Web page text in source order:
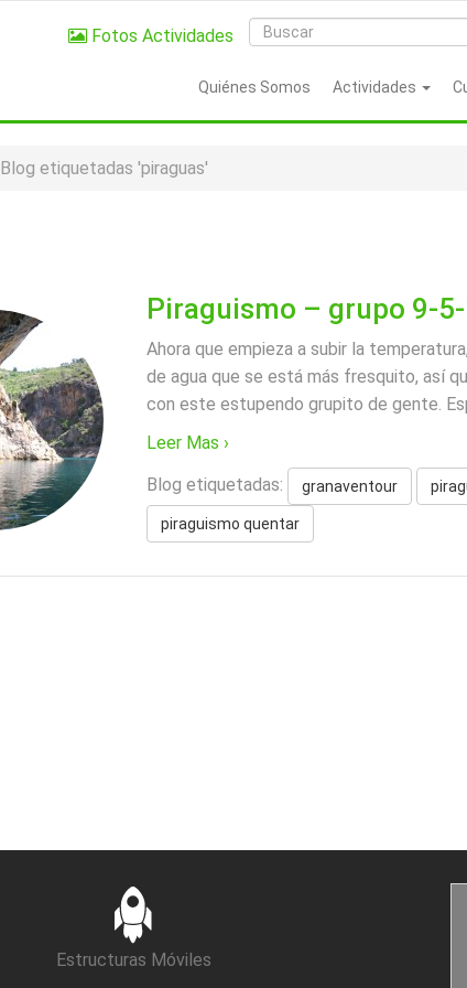
Fotos Actividades
Quiénes Somos Actividades
Blog etiquetadas 'piraguas'
Piraguismo – grupo 9-
Ahora que empieza a subir la
de agua que se está más fresquito, así
con este estupendo grupito de gente.
Leer Mas ›
Blog etiquetadas: granaventour
piraguismo quentar
Estructuras Móviles